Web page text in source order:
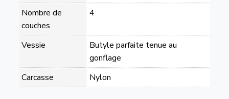
Nombre de
couches
4
Vessie
Butyle parfaite tenue au
gonflage
Carcasse
Nylon